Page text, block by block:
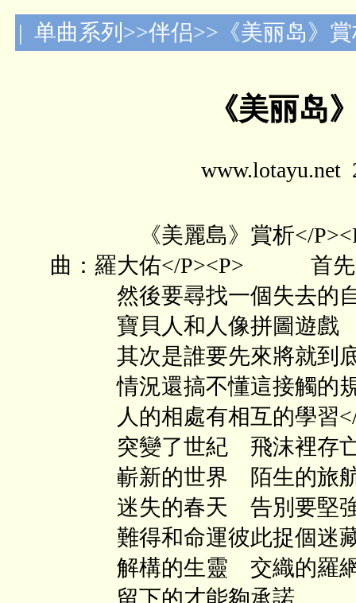
| 单曲系列>>伴侣>>《美丽岛》
《美丽岛
www.lotayu.net
《美麗島》賞析</
曲：羅大佑</P><P> 首先
然後要尋找一個失去的
寶貝人和人像拼圖遊戲
其次是誰要先來將就到
情況還搞不懂這接觸的
人的相處有相互的學習
突變了世紀 飛沫裡存
嶄新的世界 陌生的旅
迷失的春天 告別要堅
難得和命運彼此捉個迷
解構的生靈 交織的羅
留下的才能夠承諾